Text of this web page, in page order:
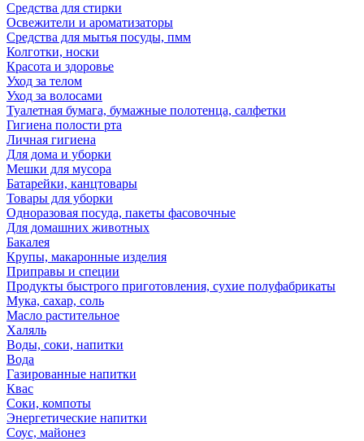
Средства для стирки
Освежители и ароматизаторы
Средства для мытья посуды, пмм
Колготки, носки
Красота и здоровье
Уход за телом
Уход за волосами
Туалетная бумага, бумажные полотенца, салфетки
Гигиена полости рта
Личная гигиена
Для дома и уборки
Мешки для мусора
Батарейки, канцтовары
Товары для уборки
Одноразовая посуда, пакеты фасовочные
Для домашних животных
Бакалея
Крупы, макаронные изделия
Приправы и специи
Продукты быстрого приготовления, сухие полуфабрикаты
Мука, сахар, соль
Масло растительное
Халяль
Воды, соки, напитки
Вода
Газированные напитки
Квас
Соки, компоты
Энергетические напитки
Соус, майонез